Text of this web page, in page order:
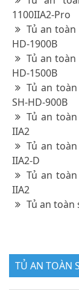
1100IIA2-Pro
Tủ an toàn
HD-1900B
Tủ an toàn
HD-1500B
Tủ an
SH-HD-900B
Tủ an
IIA2
Tủ an
IIA2-D
Tủ an
IIA2
Tủ an toàn
TỦ AN TOÀN